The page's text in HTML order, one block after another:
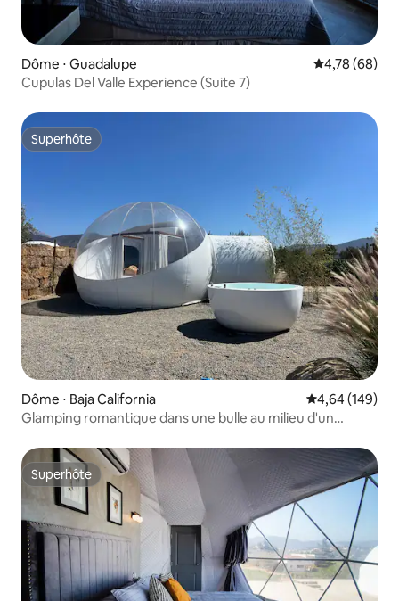
Dôme ⋅ Guadalupe Évaluation
4,78 (68)
Cupulas Del Valle Experience (Suite 7)
Superhôte
Superhôte
Dôme ⋅ Baja California Évaluation
4,64 (149)
Glamping romantique dans une bulle au milieu d'un
Superhôte
Superhôte